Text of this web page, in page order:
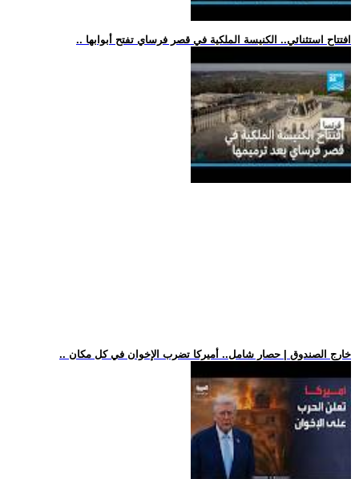
.. افتتاح استثنائي.. الكنيسة الملكية في قصر فرساي تفتح أبوابها
.. خارج الصندوق | حصار شامل.. أميركا تضرب الإخوان في كل مكان